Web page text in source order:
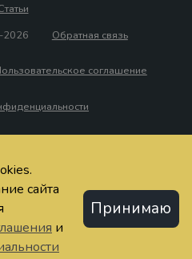
2026
Обратная связь
соглашение
сайта
и
Принимаю